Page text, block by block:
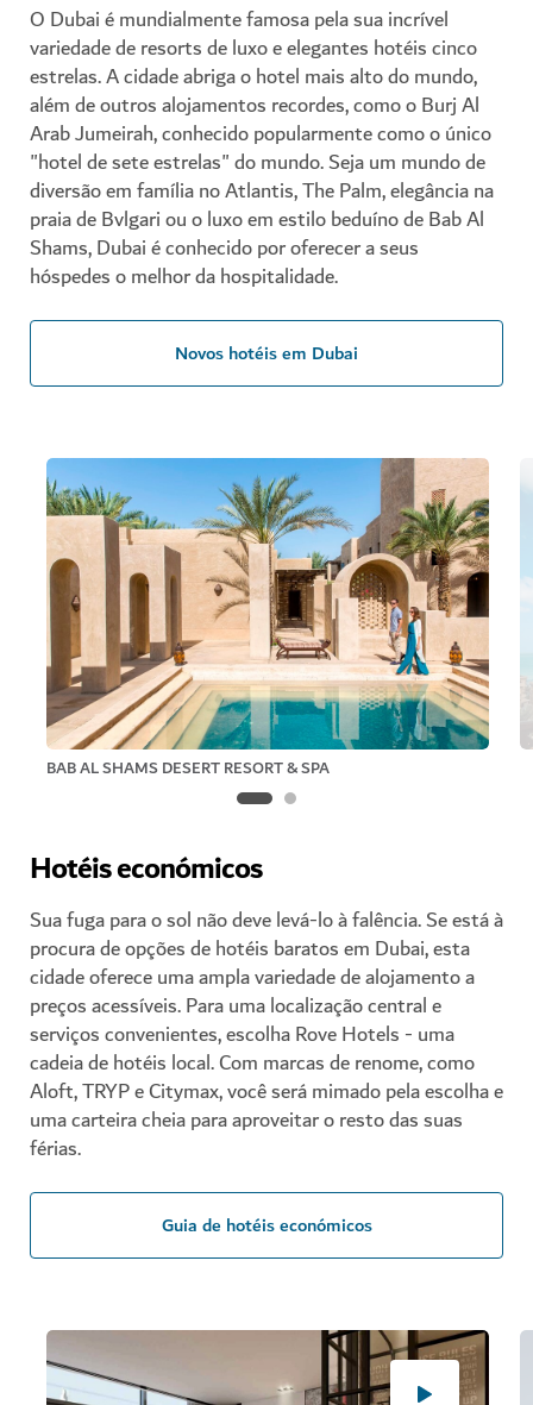
O Dubai é mundialmente famosa pela sua incrível
variedade de resorts de luxo e elegantes hotéis cinco
estrelas. A cidade abriga o hotel mais alto do mundo,
além de outros alojamentos recordes, como o Burj Al
Arab Jumeirah, conhecido popularmente como o único
"hotel de sete estrelas" do mundo. Seja um mundo de
diversão em família no Atlantis, The Palm, elegância na
praia de Bvlgari ou o luxo em estilo beduíno de Bab Al
Shams, Dubai é conhecido por oferecer a seus
hóspedes o melhor da hospitalidade.
Novos hotéis em Dubai
BAB AL SHAMS DESERT RESORT & SPA
Hotéis económicos
Sua fuga para o sol não deve levá-lo à falência. Se está à
procura de opções de hotéis baratos em Dubai, esta
cidade oferece uma ampla variedade de alojamento a
preços acessíveis. Para uma localização central e
serviços convenientes, escolha Rove Hotels - uma
cadeia de hotéis local. Com marcas de renome, como
Aloft, TRYP e Citymax, você será mimado pela escolha e
uma carteira cheia para aproveitar o resto das suas
férias.
Guia de hotéis económicos